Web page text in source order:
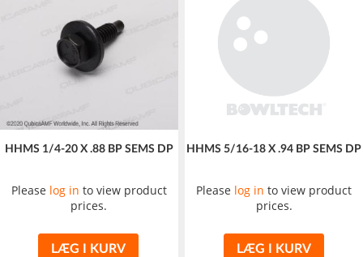
HHMS 1/4-20 X .88 BP SEMS DP
Please log in to view product
prices.
LÆG I KURV
HHMS 5/16-18 X .94 BP SEMS DP
Please log in to view product
prices.
LÆG I KURV